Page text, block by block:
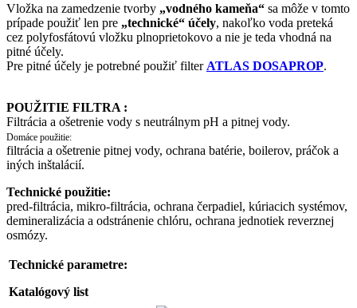
Vložka na zamedzenie tvorby „vodného kameňa“ sa môže v tomto
prípade použiť len pre „technické“ účely, nakoľko voda preteká
cez polyfosfátovú vložku plnoprietokovo a nie je teda vhodná na
pitné účely.
Pre pitné účely je potrebné použiť filter ATLAS DOSAPROP.
POUŽITIE FILTRA :
Filtrácia a ošetrenie vody s neutrálnym pH a pitnej vody.
Domáce použitie:
filtrácia a ošetrenie pitnej vody, ochrana batérie, boilerov, práčok a
iných inštalácií.
Technické použitie:
pred-filtrácia, mikro-filtrácia, ochrana čerpadiel, kúriacich systémov,
demineralizácia a odstránenie chlóru, ochrana jednotiek reverznej
osmózy.
Technické parametre:
Katalógový list